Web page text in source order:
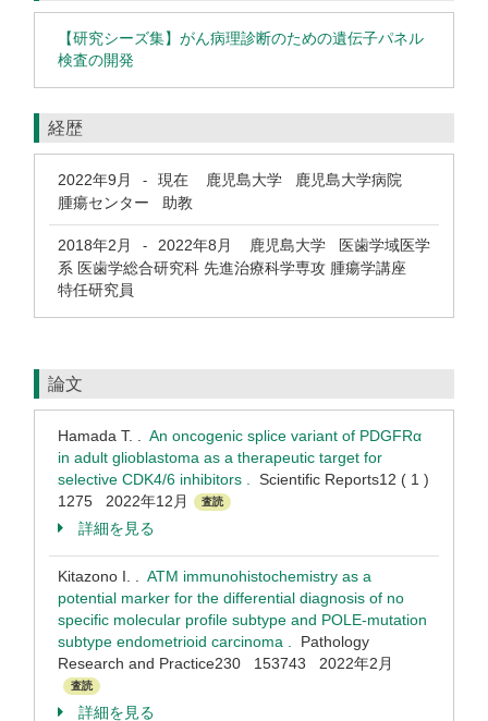
【研究シーズ集】がん病理診断のための遺伝子パネル
検査の開発
経歴
2022年9月 - 現在 鹿児島大学 鹿児島大学病院
腫瘍センター 助教
2018年2月 - 2022年8月
鹿児島大学 医歯学域医学
系 医歯学総合研究科 先進治療科学専攻 腫瘍学講座
特任研究員
論文
Hamada T. . An oncogenic splice variant of PDGFRα
in adult glioblastoma as a therapeutic target for
selective CDK4/6 inhibitors . Scientific Reports12 ( 1 )
1275 2022年12月
査読
詳細を見る
Kitazono I. . ATM immunohistochemistry as a
potential marker for the differential diagnosis of no
specific molecular profile subtype and POLE-mutation
subtype endometrioid carcinoma . Pathology
Research and Practice230 153743 2022年2月
査読
詳細を見る